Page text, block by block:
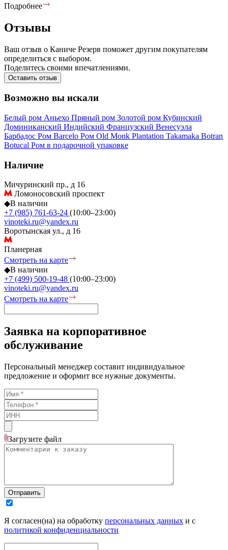
Подробнее
Отзывы
Ваш отзыв о Каниче Резерв поможет другим покупателям
определиться с выбором.
Поделитесь своими впечатлениями.
Оставить отзыв
Возможно вы искали
Белый ром Аньехо Пряный ром Золотой ром Кубинский
Доминиканский Индийский Французский Венесуэла
Барбадос Ром Barcelo Ром Old Monk Plantation Takamaka Botran
Botucal Ром в подарочной упаковке
Наличие
Мичуринский пр., д 16
Ломоносовский проспект
◆В наличии
+7 (985) 761-63-24 (10:00–23:00)
vinoteki.ru@yandex.ru
Воротынская ул., д 16
Планерная
Смотреть на карте
◆В наличии
+7 (499) 500-19-48 (10:00–23:00)
vinoteki.ru@yandex.ru
Смотреть на карте
Заявка на корпоративное
обслуживание
Персональный менеджер составит индивидуальное
предложение и оформит все нужные документы.
Загрузите файл
Отправить
Я согласен(на) на обработку персональных данных и с
политикой конфиденциальности